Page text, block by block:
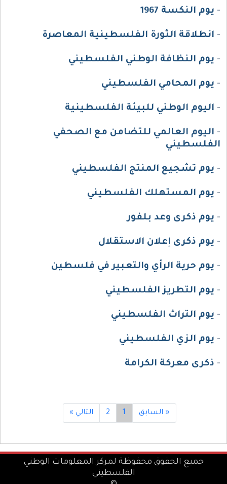
- يوم النكسة 1967
- انطلاقة الثورة الفلسطينية المعاصرة
- يوم النظافة الوطني الفلسطيني
- يوم المحامي الفلسطيني
- اليوم الوطني للبيئة الفلسطينية
- اليوم العالمي للتضامن مع الصحفي
الفلسطيني
- يوم تشجيع المنتج الفلسطيني
- يوم المستهلك الفلسطيني
- يوم ذكرى وعد بلفور
- يوم ذكرى إعلان الاستقلال
- يوم حرية الرأي والتعبير في فلسطين
- يوم التطريز الفلسطيني
- يوم التراث الفلسطيني
- يوم الزي الفلسطيني
- ذكرى معركة الكرامة
« السابق 1
2 التالي »
جميع الحقوق محفوظة لمركز المعلومات الوطني
الفلسطيني